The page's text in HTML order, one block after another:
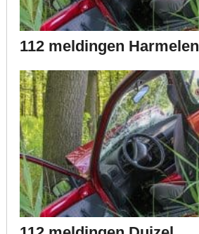
112 meldingen Harmelen